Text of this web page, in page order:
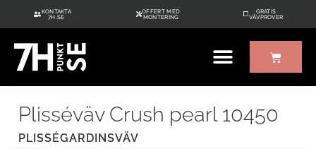
KONTAKTA
7H.SE
OFFERT MED
MONTERING
GRATIS
VÄVPROVER
Plisséväv Crush pearl 10450
PLISSÉGARDINSVÄV